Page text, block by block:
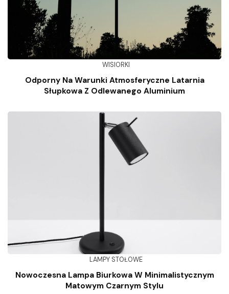
WISIORKI
Odporny Na Warunki Atmosferyczne Latarnia
Słupkowa Z Odlewanego Aluminium
LAMPY STOŁOWE
Nowoczesna Lampa Biurkowa W Minimalistycznym
Matowym Czarnym Stylu